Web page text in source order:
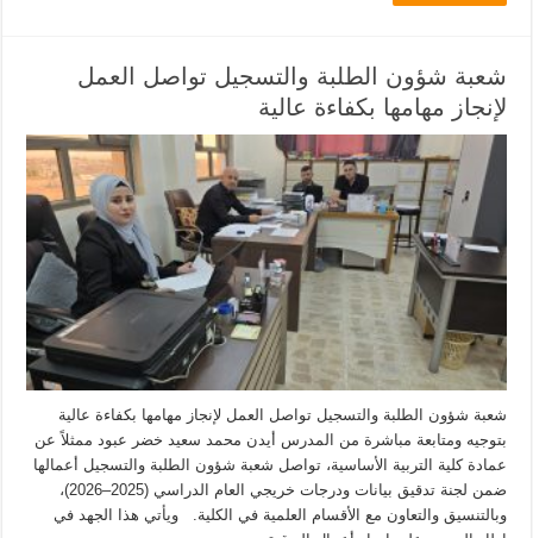
شعبة شؤون الطلبة والتسجيل تواصل العمل
لإنجاز مهامها بكفاءة عالية
شعبة شؤون الطلبة والتسجيل تواصل العمل لإنجاز مهامها بكفاءة عالية
بتوجيه ومتابعة مباشرة من المدرس أيدن محمد سعيد خضر عبود ممثلاً عن
عمادة كلية التربية الأساسية، تواصل شعبة شؤون الطلبة والتسجيل أعمالها
ضمن لجنة تدقيق بيانات ودرجات خريجي العام الدراسي (2025–2026)،
وبالتنسيق والتعاون مع الأقسام العلمية في الكلية. ويأتي هذا الجهد في